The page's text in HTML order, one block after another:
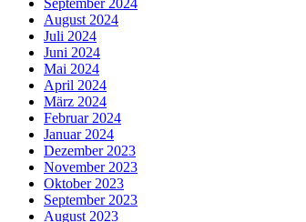
September 2024
August 2024
Juli 2024
Juni 2024
Mai 2024
April 2024
März 2024
Februar 2024
Januar 2024
Dezember 2023
November 2023
Oktober 2023
September 2023
August 2023